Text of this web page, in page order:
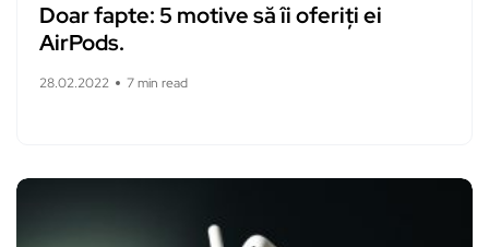
Doar fapte: 5 motive să îi oferiți ei
AirPods.
28.02.2022 7 min read